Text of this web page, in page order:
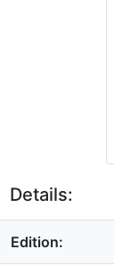
Details:
Edition: